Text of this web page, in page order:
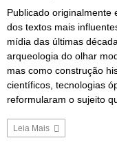
Publicado originalmente
dos textos mais
mídia das últimas
arqueologia do olhar
mas como construção
científicos, tecnologias
reformularam o sujeito
Leia Mais